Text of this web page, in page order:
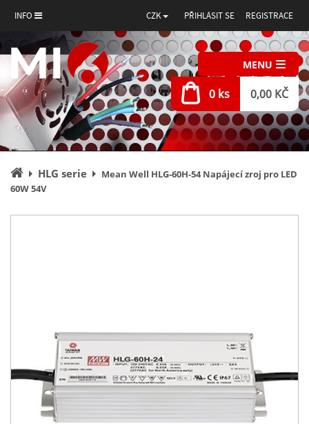
INFO CZK PŘIHLÁSIT SE REGISTRACE
MENU
0 ks 0,00 KČ
Úvodní
stránka
HLG serie
Mean Well HLG-60H-54 Napájecí zroj pro LED
60W 54V